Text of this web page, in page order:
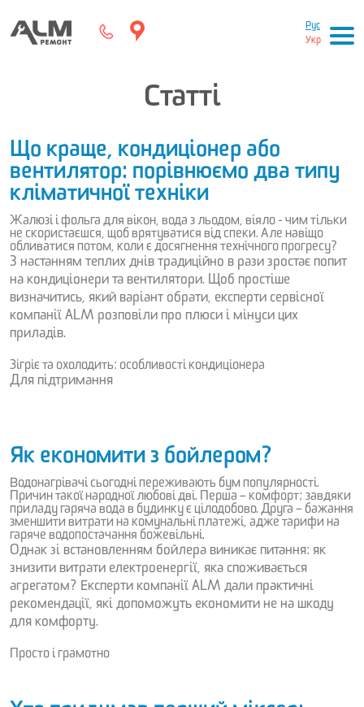
Рус
Укр
Статті
Що краще, кондиціонер або
вентилятор: порівнюємо два типу
кліматичної техніки
Жалюзі і фольга для вікон, вода з льодом, віяло - чим тільки
не скористаєшся, щоб врятуватися від спеки. Але навіщо
обливатися потом, коли є досягнення технічного прогресу?
З настанням теплих днів традиційно в рази зростає попит
на кондиціонери та вентилятори. Щоб простіше
визначитись, який варіант обрати, експерти сервісної
компанії ALM розповіли про плюси і мінуси цих
приладів.
Зігріє та охолодить: особливості кондиціонера
Для підтримання
Як економити з бойлером?
Водонагрівачі сьогодні переживають бум популярності.
Причин такої народної любові дві. Перша – комфорт; завдяки
приладу гаряча вода в будинку є цілодобово. Друга – бажання
зменшити витрати на комунальні платежі, адже тарифи на
гаряче водопостачання божевільні.
Однак зі встановленням бойлера виникає питання: як
знизити витрати електроенергії, яка споживається
агрегатом? Експерти компанії ALM дали практичні
рекомендації, які допоможуть економити не на шкоду
для комфорту.
Просто і грамотно